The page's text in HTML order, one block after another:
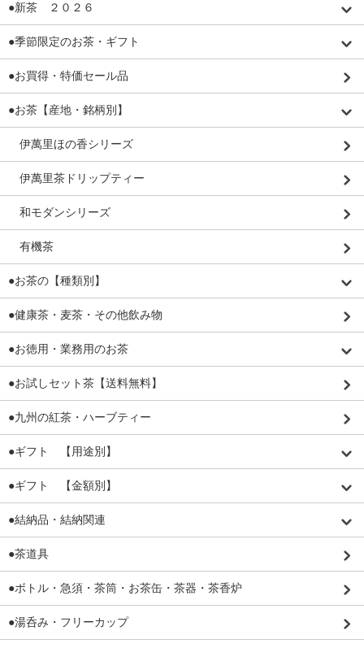
●新茶 ２０２６
●季節限定のお茶・ギフト
●お買得・特価セール品
●お茶【産地・銘柄別】
伊萬里ほの香シリーズ
伊萬里茶ドリップティー
和モダンシリーズ
有機茶
●お茶の【種類別】
●健康茶・麦茶・その他飲み物
●お徳用・業務用のお茶
●お試しセット茶【送料無料】
●九州の紅茶・ハーブティー
●ギフト 【用途別】
●ギフト 【金額別】
●結納品・結納関連
●茶道具
●ボトル・急須・茶筒・お茶缶・茶器・茶香炉
●湯呑み・フリーカップ